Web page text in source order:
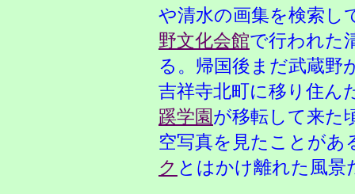
や清水の画集を検索し
野文化会館で行われた
る。帰国後まだ武蔵野
吉祥寺北町に移り住ん
蹊学園が移転して来た
空写真を見たことがあ
ク とはかけ離れた風